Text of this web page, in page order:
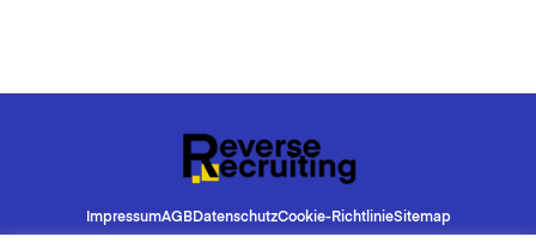
ImpressumAGBDatenschutzCookie-RichtlinieSitemap